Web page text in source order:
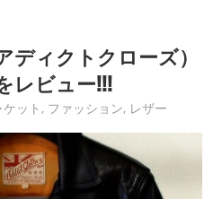
アディクトクローズ）
レビュー!!!
ケット , ファッション, レザー